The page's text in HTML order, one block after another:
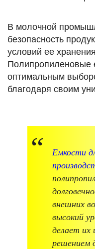
В молочной
безопасность
условий ее
Полипропиленовые
оптимальным
благодаря своим
Емкости
внешних
высокий
делает их
решением